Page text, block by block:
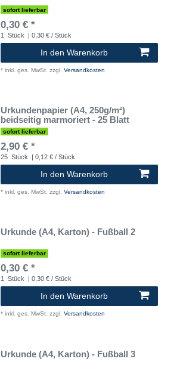
sofort lieferbar
0,30 € *
1 Stück | 0,30 € / Stück
In den Warenkorb
* inkl. ges. MwSt. zzgl. Versandkosten
Urkundenpapier (A4, 250g/m²)
beidseitig marmoriert - 25 Blatt
sofort lieferbar
2,90 € *
25 Stück | 0,12 € / Stück
In den Warenkorb
* inkl. ges. MwSt. zzgl. Versandkosten
Urkunde (A4, Karton) - Fußball 2
sofort lieferbar
0,30 € *
1 Stück | 0,30 € / Stück
In den Warenkorb
* inkl. ges. MwSt. zzgl. Versandkosten
Urkunde (A4, Karton) - Fußball 3